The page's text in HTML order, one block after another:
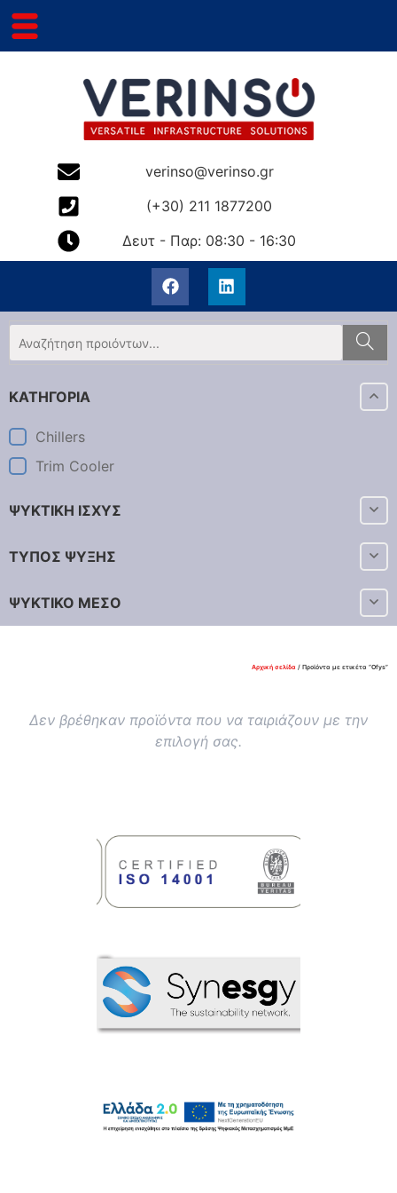
verinso@verinso.gr
(+30) 211 1877200
Δευτ - Παρ: 08:30 - 16:30
ΚΑΤΗΓΟΡΙΑ
Chillers
Trim Cooler
ΨΥΚΤΙΚΗ ΙΣΧΥΣ
ΤΥΠΟΣ ΨΥΞΗΣ
ΨΥΚΤΙΚΟ ΜΕΣΟ
Αρχική σελίδα / Προϊόντα με ετικέτα “Ofys”
Δεν βρέθηκαν προϊόντα που να ταιριάζουν με την
επιλογή σας.